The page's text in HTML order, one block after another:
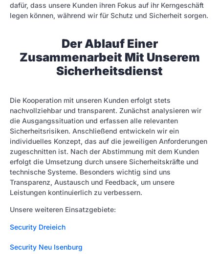
dafür, dass unsere Kunden ihren Fokus auf ihr Kerngeschäft
legen können, während wir für Schutz und Sicherheit sorgen.
Der Ablauf Einer
Zusammenarbeit Mit Unserem
Sicherheitsdienst
Die Kooperation mit unseren Kunden erfolgt stets
nachvollziehbar und transparent. Zunächst analysieren wir
die Ausgangssituation und erfassen alle relevanten
Sicherheitsrisiken. Anschließend entwickeln wir ein
individuelles Konzept, das auf die jeweiligen Anforderungen
zugeschnitten ist. Nach der Abstimmung mit dem Kunden
erfolgt die Umsetzung durch unsere Sicherheitskräfte und
technische Systeme. Besonders wichtig sind uns
Transparenz, Austausch und Feedback, um unsere
Leistungen kontinuierlich zu verbessern.
Unsere weiteren Einsatzgebiete:
Security Dreieich
Security Neu Isenburg